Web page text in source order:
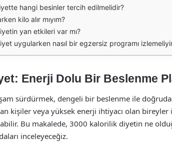
hangi besinler tercih edilmelidir?
kilo alır mıyım?
yan etkileri var mı?
uygularken nasıl bir egzersiz programı
Enerji Dolu Bir Beslenme
sürdürmek, dengeli bir beslenme ile
kişiler veya yüksek enerji ihtiyacı olan
Bu makalede, 3000 kalorilik diyetin ne
inceleyeceğiz.